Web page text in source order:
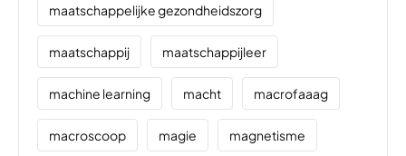
maatschappelijke gezondheidszorg
maatschappij maatschappijleer
machine learning macht macrofaaag
macroscoop magie magnetisme